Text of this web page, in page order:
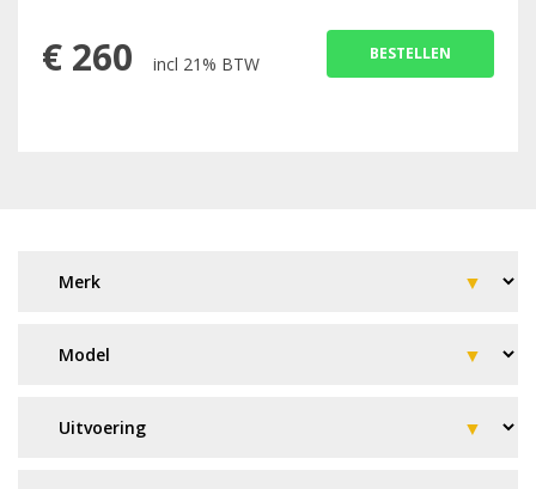
€ 260 incl 21% BTW BESTELLEN